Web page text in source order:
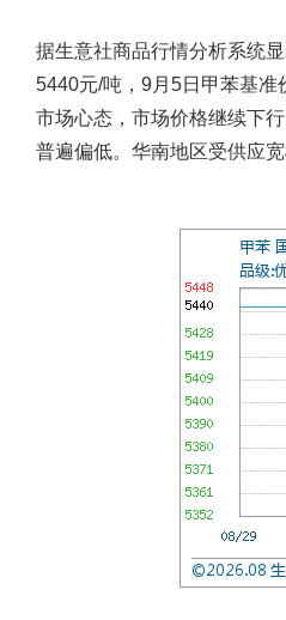
据生意社商品行情分析系统
5440元/吨，9月5日甲苯基
市场心态，市场价格继续下
普遍偏低。华南地区受供应